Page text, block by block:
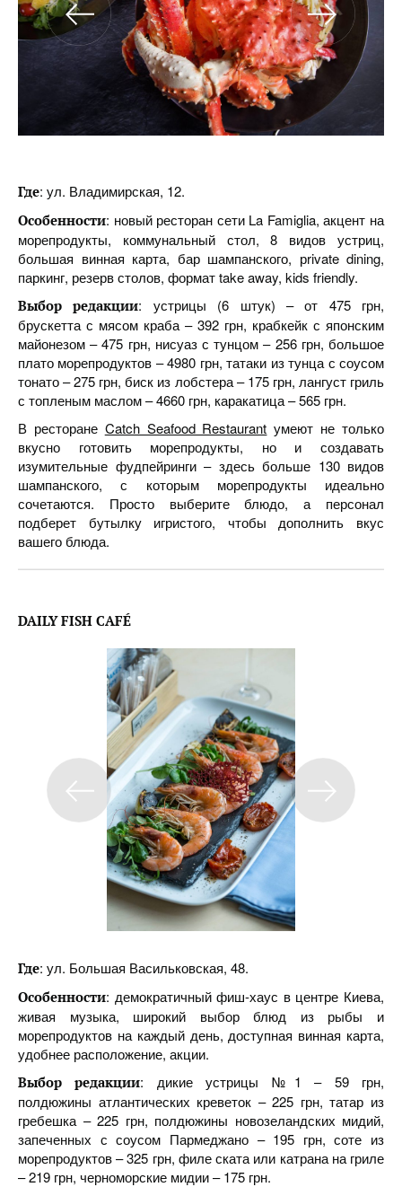
Где: ул. Владимирская, 12.
Особенности: новый ресторан сети La Famiglia, акцент на
морепродукты, коммунальный стол, 8 видов устриц,
большая винная карта, бар шампанского, рrivate dining,
паркинг, резерв столов, формат take away, kids friendly.
Выбор редакции: устрицы (6 штук) – от 475 грн,
брускетта с мясом краба – 392 грн, крабкейк с японским
майонезом – 475 грн, нисуаз с тунцом – 256 грн, большое
плато морепродуктов – 4980 грн, татаки из тунца с соусом
тонато – 275 грн, биск из лобстера – 175 грн, лангуст гриль
с топленым маслом – 4660 грн, каракатица – 565 грн.
В ресторане Catch Seafood Restaurant умеют не только
вкусно готовить морепродукты, но и создавать
изумительные фудпейринги – здесь больше 130 видов
шампанского, с которым морепродукты идеально
сочетаются. Просто выберите блюдо, а персонал
подберет бутылку игристого, чтобы дополнить вкус
вашего блюда.
DAILY FISH CAFÉ
Где: ул. Большая Васильковская, 48.
Особенности: демократичный фиш-хаус в центре Киева,
живая музыка, широкий выбор блюд из рыбы и
морепродуктов на каждый день, доступная винная карта,
удобнее расположение, акции.
Выбор редакции: дикие устрицы №1 – 59 грн,
полдюжины атлантических креветок – 225 грн, татар из
гребешка – 225 грн, полдюжины новозеландских мидий,
запеченных с соусом Пармеджано – 195 грн, соте из
морепродуктов – 325 грн, филе ската или катрана на гриле
– 219 грн, черноморские мидии – 175 грн.